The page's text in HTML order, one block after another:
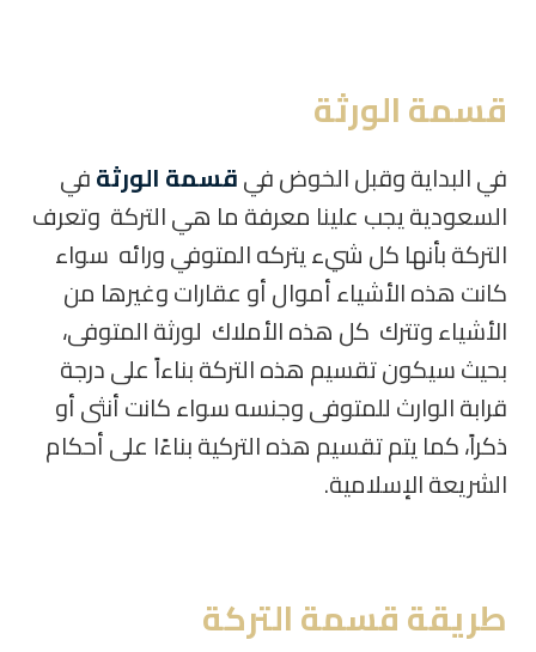
قسمة الورثة
في البداية وقبل الخوض فيقسمة الورثةفي
السعودية يجب علينا معرفة ما هي التركة وتعرف
التركة بأنها كل شيء يتركه المتوفي ورائه سواء
كانت هذه الأشياء أموال أو عقارات وغيرها من
الأشياء وتترك كل هذه الأملاك لورثة المتوفى،
بحيث سيكون تقسيم هذه التركة بناءاً على درجة
قرابة الوارث للمتوفى وجنسه سواء كانت أنثى أو
ذكراً، كما يتم تقسيم هذه التركية بناءًا على أحكام
الشريعة الإسلامية.
طريقة قسمة التركة